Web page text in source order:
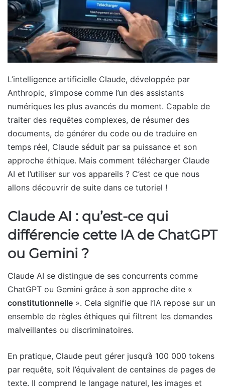
L’intelligence artificielle Claude, développée par
Anthropic, s’impose comme l’un des assistants
numériques les plus avancés du moment. Capable de
traiter des requêtes complexes, de résumer des
documents, de générer du code ou de traduire en
temps réel, Claude séduit par sa puissance et son
approche éthique. Mais comment télécharger Claude
AI et l’utiliser sur vos appareils ? C’est ce que nous
allons découvrir de suite dans ce tutoriel !
Claude AI : qu’est-ce qui
différencie cette IA de ChatGPT
ou Gemini ?
Claude AI se distingue de ses concurrents comme
ChatGPT ou Gemini grâce à son approche dite «
constitutionnelle ». Cela signifie que l’IA repose sur un
ensemble de règles éthiques qui filtrent les demandes
malveillantes ou discriminatoires.
En pratique, Claude peut gérer jusqu’à 100 000 tokens
par requête, soit l’équivalent de centaines de pages de
texte. Il comprend le langage naturel, les images et